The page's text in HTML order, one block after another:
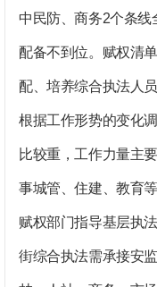
中民防、商务2个条线
配备不到位。 赋权清
配、培养综合执法人
根据工作形势的变化
比较重，工作力量主
事城管、住建、教育
赋权部门指导基层执法
街综合执法需承接安